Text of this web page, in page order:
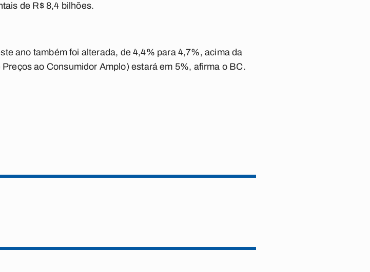
de R$ 8,4 bilhões.
ano também foi alterada, de 4,4% para 4,7%, acima da
ao Consumidor Amplo) estará em 5%, afirma o BC.